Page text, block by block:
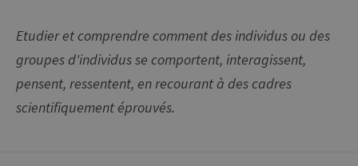
Etudier et comprendre comment des individus ou des
groupes d'individus se comportent, interagissent,
pensent, ressentent, en recourant à des cadres
scientifiquement éprouvés.